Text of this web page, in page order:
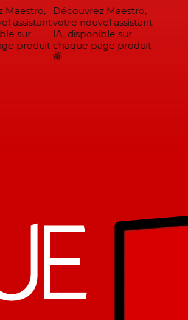
assistant
sur
produit
Découvrez Maestro,
votre nouvel assistant
IA, disponible sur
chaque page produit